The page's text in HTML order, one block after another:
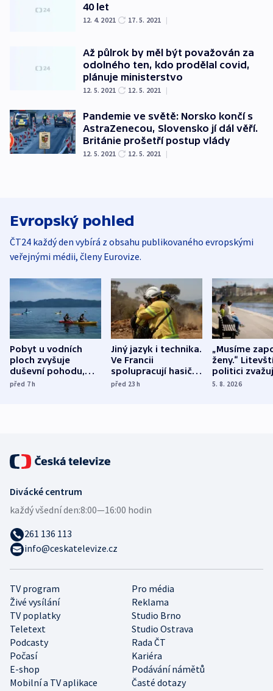
40 let
12. 4. 2021 17. 5. 2021 |
Až půlrok by měl být považován za
odolného ten, kdo prodělal covid,
plánuje ministerstvo
12. 5. 2021 12. 5. 2021 |
Pandemie ve světě: Norsko končí s
AstraZenecou, Slovensko jí dál věří.
Británie prošetří postup vlády
12. 5. 2021 12. 5. 2021 |
Evropský pohled
ČT24 každý den vybírá z obsahu publikovaného evropskými
veřejnými médii, členy Eurovize.
Pobyt u vodních
ploch zvyšuje
duševní pohodu,
ukázala
před 7h
Jiný jazyk i technika.
Ve Francii
spolupracují hasiči z
různých zemí
před 23h
„Musíme
ženy.“
politici
dohodu o
5. 8. 2026
TV program
Pro média
Živé vysílání
Reklama
TV poplatky
Studio Brno
Teletext
Studio Ostrava
Podcasty
Rada ČT
Počasí
Kariéra
E-shop
Podávání námětů
Mobilní a TV aplikace
Časté dotazy
Divácké centrum
každý všední den:8:00—16:00 hodin
261 136 113
info@ceskatelevize.cz